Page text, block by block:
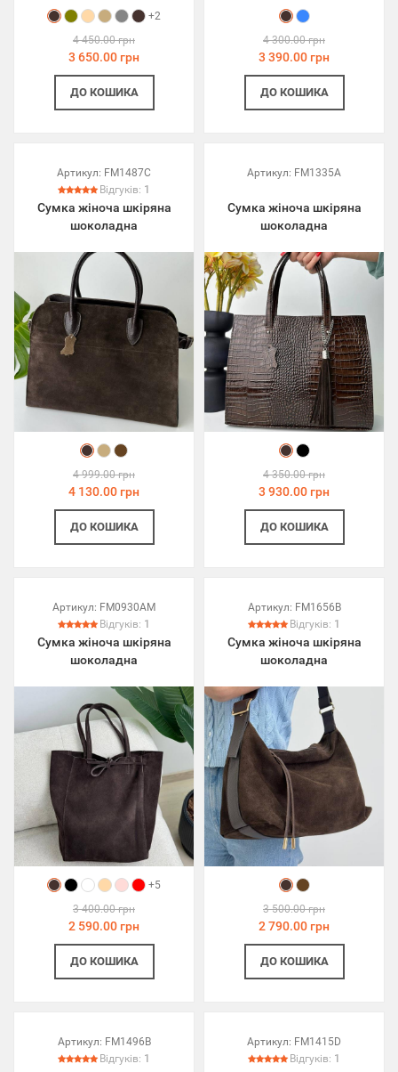
+2
4 450.00 грн
3 650.00 грн
ДО КОШИКА
4 300.00 грн
3 390.00 грн
ДО КОШИКА
Артикул: FM1487C
Відгуків: 1
Сумка жіноча шкіряна
шоколадна
4 999.00 грн
4 130.00 грн
ДО КОШИКА
Артикул: FM1335A
Сумка жіноча шкіряна
шоколадна
4 350.00 грн
3 930.00 грн
ДО КОШИКА
Артикул: FM0930AM
Відгуків: 1
Сумка жіноча шкіряна
шоколадна
+5
3 400.00 грн
2 590.00 грн
ДО КОШИКА
Артикул: FM1656B
Відгуків: 1
Сумка жіноча шкіряна
шоколадна
3 500.00 грн
2 790.00 грн
ДО КОШИКА
Артикул: FM1496B
Відгуків: 1
Артикул: FM1415D
Відгуків: 1